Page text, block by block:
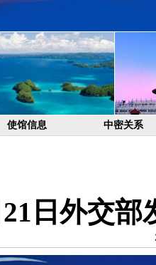
使馆信息 中密关系
日外交